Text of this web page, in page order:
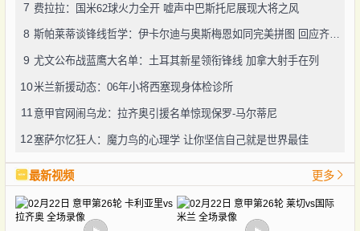
7 费拉拉：国米62球火力全开 嘘声中巴斯托尼展现大将之风
8 斯帕莱蒂谈锋线哲学：伊卡尔迪与奥斯梅恩如同完美拼图 回应齐沃争议言论显格局
9 尤文公布战蓝鹰大名单：土耳其新星领衔锋线 加拿大射手在列
10米兰新援动态：06年小将西塞现身体检诊所
11 意甲官网闹乌龙：拉齐奥引援名单惊现保罗-马尔蒂尼
12塞萨尔忆狂人：魔力鸟的心理学 让你坚信自己就是世界最佳
最新视频 更多